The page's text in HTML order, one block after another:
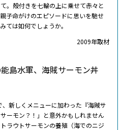
。殻付きを七輪の上に乗せて赤々と
子命がけのエピソードに思いを馳せ
ては如何でしょうか。
2009年取材
新しくメニューに加わった『海賊サ
ーモン？！」と意外かもしれません
ラウトサーモンの養殖（海でのニジ